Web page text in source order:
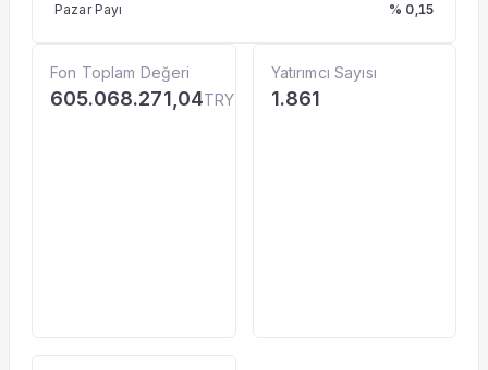
Pazar Payı % 0,15
Fon Toplam Değeri
605.068.271,04TRY
Yatırımcı Sayısı
1.861